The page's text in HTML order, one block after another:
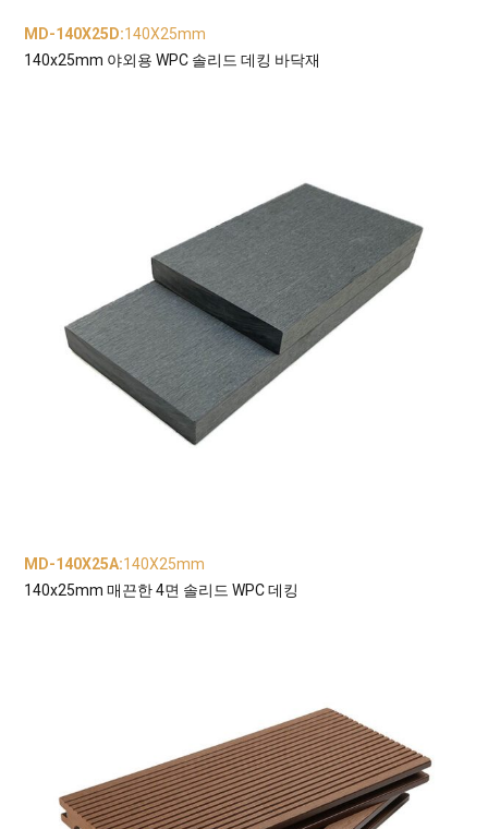
MD-140X25D:140X25mm
140x25mm 야외용 WPC 솔리드 데킹 바닥재
MD-140X25A:140X25mm
140x25mm 매끈한 4면 솔리드 WPC 데킹